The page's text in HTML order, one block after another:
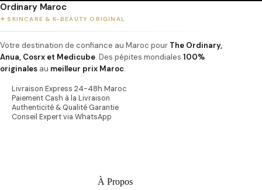
Ordinary Maroc
✦ SKINCARE & K-BEAUTY ORIGINAL
Votre destination de confiance au Maroc pour The Ordinary,
Anua, Cosrx et Medicube. Des pépites mondiales 100%
originales au meilleur prix Maroc.
Livraison Express 24-48h Maroc
Paiement Cash à la Livraison
Authenticité & Qualité Garantie
Conseil Expert via WhatsApp
À Propos